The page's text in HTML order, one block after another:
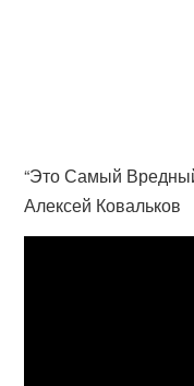
“Это Самый
Алексей Ковальков